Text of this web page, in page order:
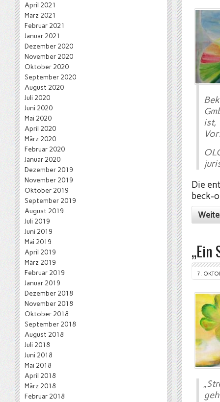
ist,
Die
beck-
„Ein
7.
April 2021
März 2021
Februar 2021
Januar 2021
Dezember 2020
November 2020
Oktober 2020
September 2020
August 2020
Juli 2020
Juni 2020
Mai 2020
April 2020
März 2020
Februar 2020
Januar 2020
Dezember 2019
November 2019
Oktober 2019
September 2019
August 2019
Juli 2019
Juni 2019
Mai 2019
April 2019
März 2019
Februar 2019
Januar 2019
Dezember 2018
November 2018
Oktober 2018
September 2018
August 2018
Juli 2018
Juni 2018
Mai 2018
April 2018
März 2018
Februar 2018